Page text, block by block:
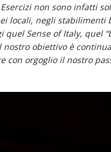
non sono infatti
locali, negli stabilimenti
quel Sense of Italy, quel
obiettivo è
orgoglio il nostro